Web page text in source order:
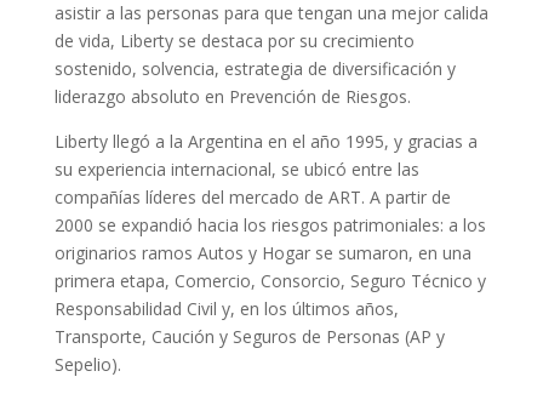
asistir a las personas para que tengan una mejor calida
de vida, Liberty se destaca por su crecimiento
sostenido, solvencia, estrategia de diversificación y
liderazgo absoluto en Prevención de Riesgos.
Liberty llegó a la Argentina en el año 1995, y gracias a
su experiencia internacional, se ubicó entre las
compañías líderes del mercado de ART. A partir de
2000 se expandió hacia los riesgos patrimoniales: a los
originarios ramos Autos y Hogar se sumaron, en una
primera etapa, Comercio, Consorcio, Seguro Técnico y
Responsabilidad Civil y, en los últimos años,
Transporte, Caución y Seguros de Personas (AP y
Sepelio).